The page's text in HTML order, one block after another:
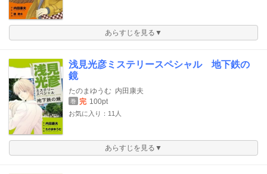
あらすじを見る▼
浅見光彦ミステリースペシャル 地下鉄の
鏡
たのまゆうむ 内田康夫
巻 完 100pt
お気に入り：11人
あらすじを見る▼